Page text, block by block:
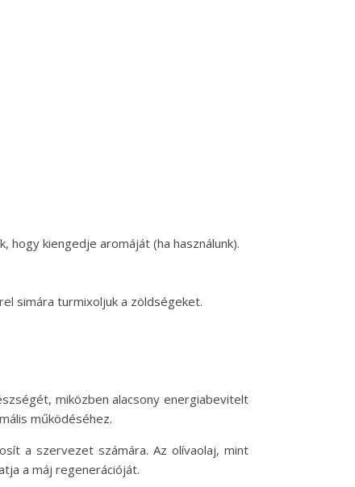
hogy kiengedje aromáját (ha használunk).
simára turmixoljuk a zöldségeket.
miközben alacsony energiabevitelt
működéséhez.
a szervezet számára. Az olívaolaj, mint
a máj regenerációját.